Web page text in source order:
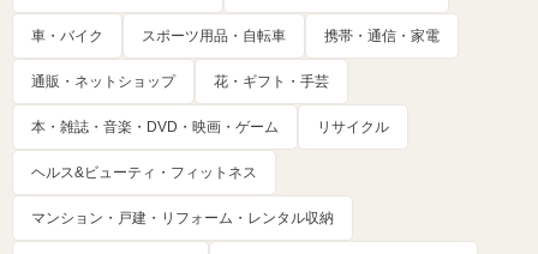
車・バイク スポーツ用品・自転車 携帯・通信・家電
通販・ネットショップ 花・ギフト・手芸
本・雑誌・音楽・DVD・映画・ゲーム リサイクル
ヘルス&ビューティ・フィットネス
マンション・戸建・リフォーム・レンタル収納